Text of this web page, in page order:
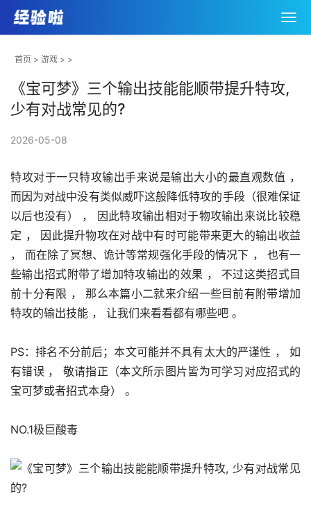
首页 > 游戏 > >
《宝可梦》三个输出技能能顺带提升特攻,
少有对战常见的?
2026-05-08
特攻对于一只特攻输出手来说是输出大小的最直观数值 ，
而因为对战中没有类似威吓这般降低特攻的手段（很难保证
以后也没有） ， 因此特攻输出相对于物攻输出来说比较稳
定 ， 因此提升物攻在对战中有时可能带来更大的输出收益
， 而在除了冥想、诡计等常规强化手段的情况下 ， 也有一
些输出招式附带了增加特攻输出的效果 ， 不过这类招式目
前十分有限 ， 那么本篇小二就来介绍一些目前有附带增加
特攻的输出技能 ， 让我们来看看都有哪些吧 。
PS：排名不分前后；本文可能并不具有太大的严谨性 ， 如
有错误 ， 敬请指正（本文所示图片皆为可学习对应招式的
宝可梦或者招式本身） 。
NO.1极巨酸毒